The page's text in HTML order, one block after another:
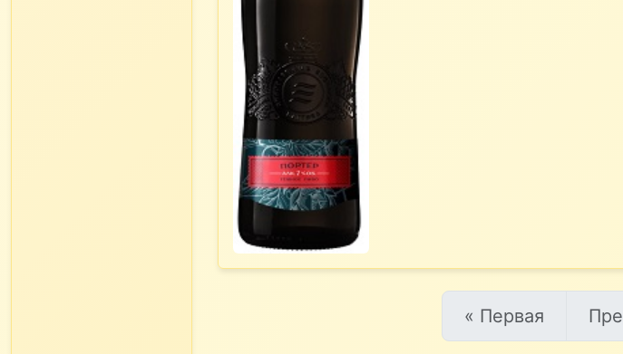
« Первая